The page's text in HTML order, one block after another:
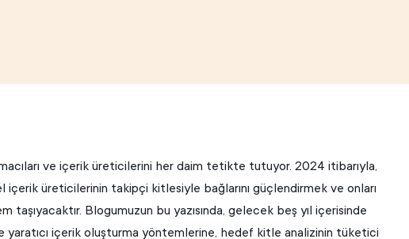
ve içerik üreticilerini her daim tetikte tutuyor. 2024 itibarıyla,
üreticilerinin takipçi kitlesiyle bağlarını güçlendirmek ve onları
Blogumuzun bu yazısında, gelecek beş yıl içerisinde
içerik oluşturma yöntemlerine, hedef kitle analizinin tüketici